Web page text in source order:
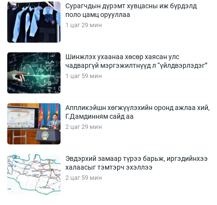
Сурагчдын дүрэмт хувцасны иж бүрдэлд
поло цамц орууллаа
1 цаг 29 мин
Шинжлэх ухаанаа хөсөр хаясан улс
чадваргүй мэргэжилтнүүд л “үйлдвэрлэдэг”
1 цаг 59 мин
Аппликэйшн хөгжүүлэхийн оронд ажлаа хий,
Г.Дамдинням сайд аа
2 цаг 29 мин
Эвдэрхий замаар түрээ барьж, иргэдийнхээ
халаасыг тэмтэрч эхэллээ
2 цаг 59 мин